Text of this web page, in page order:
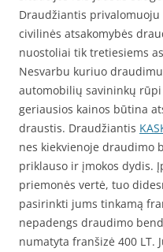
Draudžiantis
civilinės atsakomybės
nuostoliai tik tretiesiems
Nesvarbu kuriuo
automobilių savininkų
geriausios kainos būtina
draustis. Draudžiantis
nes kiekvienoje draudimo
priklauso ir įmokos dydis.
priemonės vertė, tuo
pasirinkti jums tinkamą
nepadengs draudimo
numatyta franšizė 400 LT.